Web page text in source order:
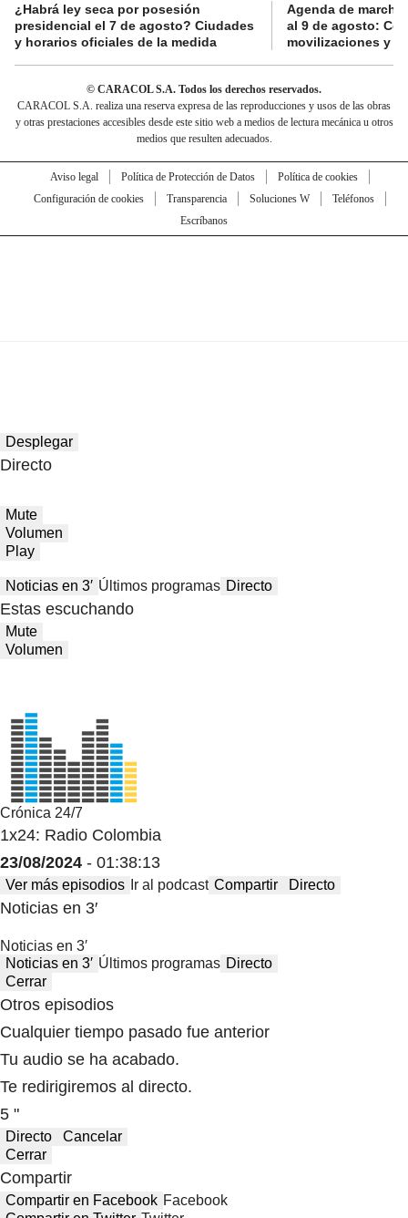
¿Habrá ley seca por posesión
presidencial el 7 de agosto? Ciudades
y horarios oficiales de la medida
Agenda de
al 9 de agosto:
movilizaciones y
© CARACOL S.A. Todos los derechos reservados.
CARACOL S.A. realiza una reserva expresa de las reproducciones y usos de las obras
y otras prestaciones accesibles desde este sitio web a medios de lectura mecánica u otros
medios que resulten adecuados.
Aviso legal Política de Protección de Datos
Política de cookies
Configuración de cookies
Transparencia Soluciones W
Teléfonos
Escríbanos
Desplegar
Directo
Mute
Volumen
Play
Noticias en 3′ Últimos programas Directo
Estas escuchando
Mute
Volumen
Crónica 24/7
1x24: Radio Colombia
23/08/2024 - 01:38:13
Ver más episodios Ir al podcast Compartir Directo
Noticias en 3′
Noticias en 3′
Noticias en 3′ Últimos programas Directo
Cerrar
Otros episodios
Cualquier tiempo pasado fue anterior
Tu audio se ha acabado.
Te redirigiremos al directo.
5 "
Directo
Cancelar
Cerrar
Compartir
Compartir en Facebook Facebook